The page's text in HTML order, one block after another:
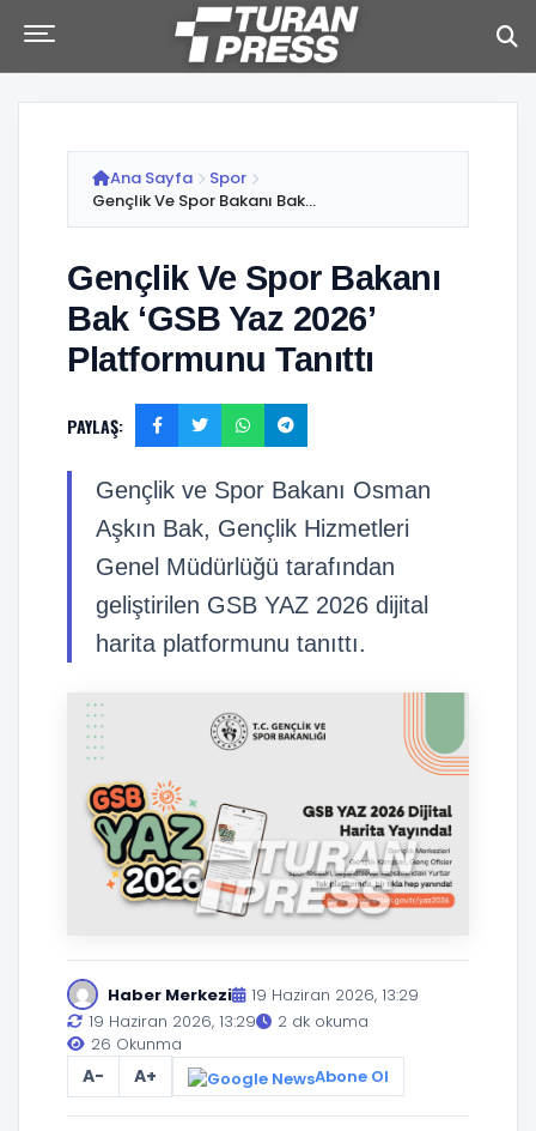
Ana Sayfa
Spor
Gençlik Ve Spor Bakanı Bak...
Gençlik Ve Spor Bakanı
Bak ‘GSB Yaz 2026’
Platformunu Tanıttı
PAYLAŞ:
Gençlik ve Spor Bakanı Osman
Aşkın Bak, Gençlik Hizmetleri
Genel Müdürlüğü tarafından
geliştirilen GSB YAZ 2026 dijital
harita platformunu tanıttı.
Haber Merkezi
19 Haziran 2026, 13:29
19 Haziran 2026, 13:29
2 dk okuma
26 Okunma
A- A+ Abone Ol